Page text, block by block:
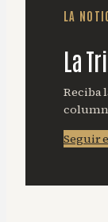
LA
La
Reciba
Seguir